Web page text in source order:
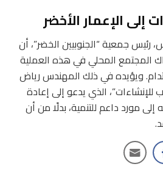
الإعمار الأخضر
جمعية “الجنوبيين الخضر”، أن
المجتمع المحلي في هذه العملية
ويؤيده في ذلك المهندس رياض
للإنشاءات”، الذي يدعو إلى إعادة
إلى مورد داعم للتنمية، بدلًا من أن